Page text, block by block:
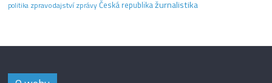
politika zpravodajstvízprávyČeská republikažurnalistika